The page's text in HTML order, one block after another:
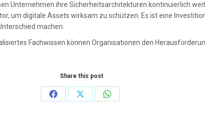
Unternehmen ihre Sicherheitsarchitekturen kontinuierlich
um digitale Assets wirksam zu schützen. Es ist eine
machen.
Fachwissen können Organisationen den
Share this post
Share
Share
Share